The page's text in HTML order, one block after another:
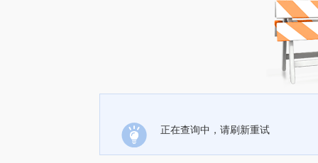
正在查询中，请刷新重试